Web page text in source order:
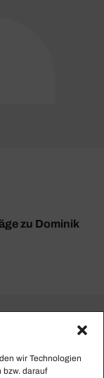
wir Technologien
bzw. darauf
zu Dominik